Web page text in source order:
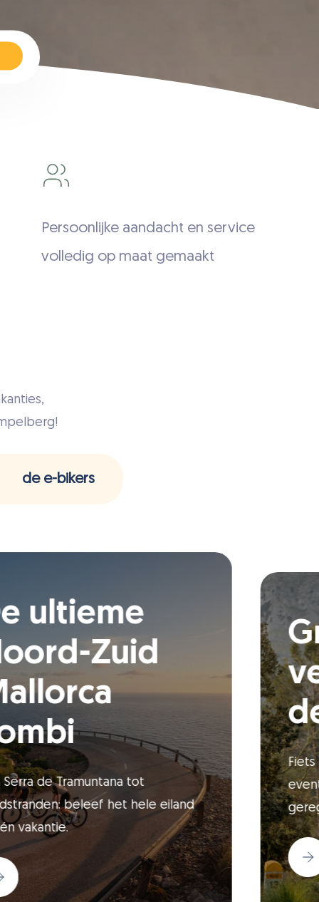
Persoonlijke aandacht en service
volledig op maat gemaakt
de e-bikers
De ultieme
Noord-Zuid
Mallorca
combi
Van Serra de Tramuntana tot
zandstranden: beleef het hele eiland
in één vakantie.